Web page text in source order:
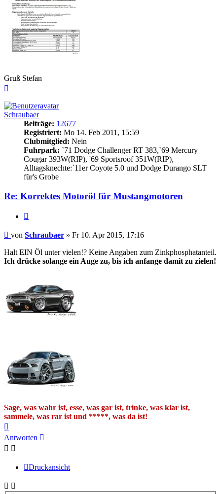
Gruß Stefan
Schraubaer
Beiträge: 12677
Registriert: Mo 14. Feb 2011, 15:59
Clubmitglied: Nein
Fuhrpark: `71 Dodge Challenger RT 383,`69 Mercury
Cougar 393W(RIP), '69 Sportsroof 351W(RIP),
Alltagsknechte:`11er Coyote 5.0 und Dodge Durango SLT
für's Grobe
Re: Korrektes Motoröl für Mustangmotoren
Beitrag
von Schraubaer » Fr 10. Apr 2015, 17:16
Halt EIN Öl unter vielen!? Keine Angaben zum Zinkphosphatanteil.
Ich drücke solange ein Auge zu, bis ich anfange damit zu zielen!
Sage, was wahr ist, esse, was gar ist, trinke, was klar ist,
sammele, was rar ist und *****, was da ist!
oben
Antworten
Druckansicht